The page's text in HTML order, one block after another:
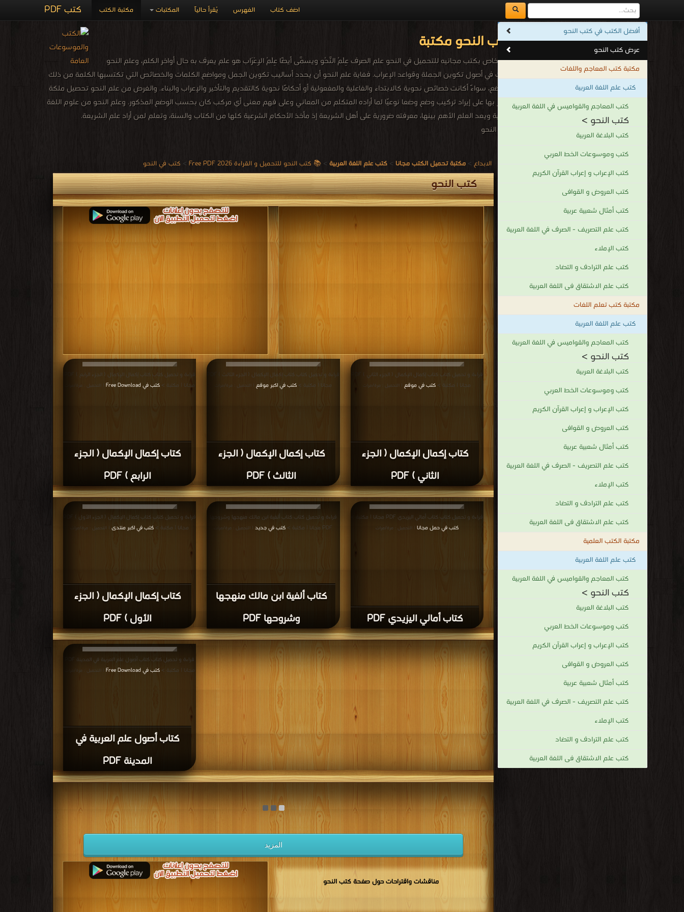
كتب PDF مكتبة الكتب المكتبات يُقرأ حالياً الفهرس اضف كتاب
كتب النحو مكتبة
ركن خاص بكتب مجانيه للتحميل في النحو علم الصرف عِلْمُ النَّحُو ويسمَّى أيضًا عِلْمُ الإِعْرَاب هو علم يعرف به حال أواخر الكلم، وعلم النحو
يبحث في أصول تكوين الجملة وقواعد الإعراب. فغاية علم النحو أن يحدد أساليب تكوين الجمل ومواضع الكلمات والخصائص التي تكتسبها الكلمة من ذلك
الموضع، سواءً أكانت خصائص نحوية كالابتداء والفاعلية والمفعولية أو أحكامًا نحوية كالتقديم والتأخير والإعراب والبناء. والغرض من علم النحو تحصيل ملكة
يقتدر بها على إيراد تركيب وضع وضعا نوعيًا لما أراده المتكلم من المعاني وعلى فهم معنى أي مركب كان بحسب الوضع المذكور. وعلم النحو من علوم اللغة
العربية ويعد العلم الأهم بينها، معرفته ضرورية على أهل الشريعة إذ مأخذ الأحكام الشرعية كلها من الكتاب والسنة، وتعلم لمن أراد علم الشريعة.
كتب النحو
أفضل الكتب في كتب النحو
عرض كتب النحو
مكتبة كتب المعاجم واللغات
كتب علم اللغة العربية
كتب المعاجم والقواميس في اللغة العربية
كتب النحو >
كتب البلاغة العربية
كتب وموسوعات الخط العربي
كتب الإعراب و إعراب القرآن الكريم
كتب العروض و القوافى
كتب أمثال شعبية عربية
كتب علم التصريف - الصرف في اللغة العربية
كتب الإملاء
كتب علم الترادف و التضاد
كتب علم الاشتقاق فى اللغة العربية
مكتبة كتب تعلم اللغات
كتب علم اللغة العربية
كتب المعاجم والقواميس في اللغة العربية
كتب النحو >
كتب البلاغة العربية
كتب وموسوعات الخط العربي
كتب الإعراب و إعراب القرآن الكريم
كتب العروض و القوافى
كتب أمثال شعبية عربية
كتب علم التصريف - الصرف في اللغة العربية
كتب الإملاء
كتب علم الترادف و التضاد
كتب علم الاشتقاق فى اللغة العربية
مكتبة الكتب العلمية
كتب علم اللغة العربية
كتب المعاجم والقواميس في اللغة العربية
كتب النحو >
كتب البلاغة العربية
كتب وموسوعات الخط العربي
كتب الإعراب و إعراب القرآن الكريم
كتب العروض و القوافى
كتب أمثال شعبية عربية
كتب علم التصريف - الصرف في اللغة العربية
كتب الإملاء
كتب علم الترادف و التضاد
كتب علم الاشتقاق فى اللغة العربية
الابداع > مكتبة تحميل الكتب مجانا > كتب علم اللغة العربية > 📚 كتب النحو للتحميل و القراءة 2026 Free PDF > كتب في النحو
كتب النحو
كتاب إكمال الإكمال ( الجزء
الرابع ) PDF
مجانا | مكتبة >كتب في Free Download | التحميل : مرة/مرات
كتاب إكمال الإكمال ( الجزء
الثالث ) PDF
مجانا | مكتبة >كتب في اكبر موقع | التحميل : مرة/مرات
كتاب إكمال الإكمال ( الجزء
الثاني ) PDF
مجانا | مكتبة > كتب في موقع | التحميل : مرة/مرات
كتاب إكمال الإكمال ( الجزء
الأول ) PDF
مجانا | مكتبة > كتب في اكبر منتدى | التحميل : مرة/مرات
كتاب ألفية ابن مالك منهجها
وشروحها PDF
قراءة و تحميل كتاب كتاب ألفية ابن مالك منهجها وشروحها
PDF مجانا | مكتبة >
كتب في جديد| التحميل : مرة/مرات
كتاب أمالي اليزيدي PDF
قراءة و تحميل كتاب كتاب أمالي اليزيدي PDF مجانا | مكتبة >
كتب في حمل مجانا | التحميل : مرة/مرات
كتاب أصول علم العربية في
المدينة PDF
مجانا | مكتبة >كتب في Free Download | التحميل : مرة/مرات
المزيد
مناقشات واقتراحات حول صفحة كتب النحو